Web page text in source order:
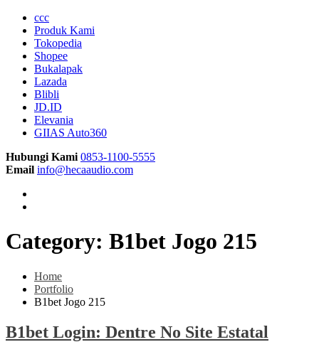
ccc
Produk Kami
Tokopedia
Shopee
Bukalapak
Lazada
Blibli
JD.ID
Elevania
GIIAS Auto360
Hubungi Kami 0853-1100-5555
Email info@hecaaudio.com
Category: B1bet Jogo 215
Home
Portfolio
B1bet Jogo 215
B1bet Login: Dentre No Site Estatal